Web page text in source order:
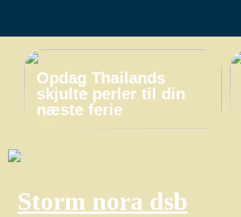
Opdag Thailands
skjulte perler til din
næste ferie
Storm nora dsb